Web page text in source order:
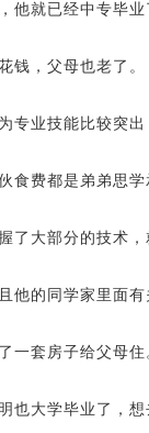
他就已经中专毕
钱，父母也老了。
专业技能比较突
食费都是弟弟思学
了大部分的技术
他的同学家里面
一套房子给父母住
也大学毕业了，